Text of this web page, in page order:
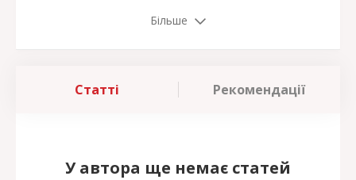
Більше
Статті Рекомендації
У автора ще немає статей